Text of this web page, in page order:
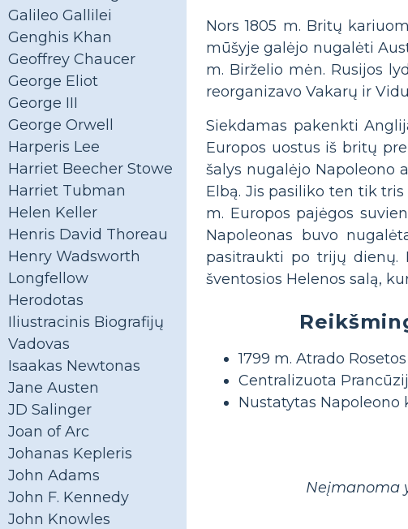
Galileo Gallilei
Genghis Khan
Geoffrey Chaucer
George Eliot
George III
George Orwell
Harperis Lee
Harriet Beecher Stowe
Harriet Tubman
Helen Keller
Henris David Thoreau
Henry Wadsworth
Longfellow
Herodotas
Iliustracinis Biografijų
Vadovas
Isaakas Newtonas
Jane Austen
JD Salinger
Joan of Arc
Johanas Kepleris
John Adams
John F. Kennedy
John Knowles
Nors 1805 m. Britų
mūšyje galėjo nugalėti
m. Birželio mėn. Rusijos
reorganizavo Vakarų ir
Siekdamas pakenkti
Europos uostus iš britų
šalys nugalėjo Napoleono
Elbą. Jis pasiliko ten tik
m. Europos pajėgos
Napoleonas buvo
pasitraukti po trijų dienų.
šventosios Helenos salą,
1799 m. Atrado
Centralizuota
Nustatytas Napoleono
Neįmanoma